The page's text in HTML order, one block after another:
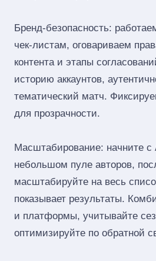
Бренд‑безопасность:
чек‑листам, оговариваем
контента и этапы
историю аккаунтов,
тематический матч.
для прозрачности.
Масштабирование: начните с
небольшом пуле авторов,
масштабируйте на весь
показывает результаты.
и платформы, учитывайте
оптимизируйте по обратной